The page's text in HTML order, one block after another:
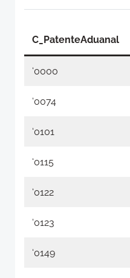
C_PatenteAduanal
‘0000
‘0074
‘0101
‘0115
‘0122
‘0123
‘0149